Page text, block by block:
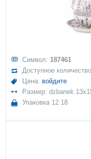
Символ: 187461
Доступное
Цена: войдите
Размер: dzbanek
Упаковка 12 18